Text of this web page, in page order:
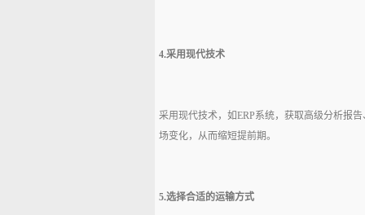
4.采用现代技术
采用现代技术，如ERP系统，获取高级分析报
场变化，从而缩短提前期。
5.选择合适的运输方式